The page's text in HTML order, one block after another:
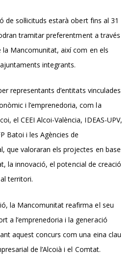
de sol·licituds estarà obert fins al 31
tramitar preferentment a través
la Mancomunitat, així com en els
integrants.
representants d’entitats vinculades
i l’emprenedoria, com la
el CEEI Alcoi-València, IDEAS-UPV,
Batoi i les Agències de
que valoraran els projectes en base
la innovació, el potencial de creació
territori.
la Mancomunitat reafirma el seu
a l’emprenedoria i la generació
aquest concurs com una eina clau
de l’Alcoià i el Comtat.